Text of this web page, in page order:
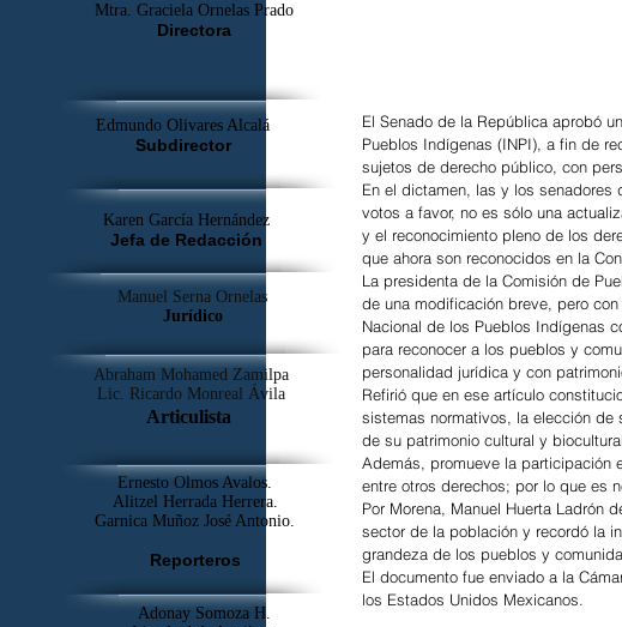
El Senado de la República aprobó
Pueblos Indígenas (INPI), a fin de
sujetos de derecho público, con
En el dictamen, las y los senadores
votos a favor, no es sólo una
y el reconocimiento pleno de los
que ahora son reconocidos en la
La presidenta de la Comisión de
de una modificación breve, pero
Nacional de los Pueblos Indígenas
para reconocer a los pueblos y
personalidad jurídica y con
Refirió que en ese artículo
sistemas normativos, la elección
de su patrimonio cultural y
Además, promueve la participación
entre otros derechos; por lo que es
Por Morena, Manuel Huerta Ladrón
sector de la población y recordó la
grandeza de los pueblos y
El documento fue enviado a la
los Estados Unidos Mexicanos.
Mtra. Graciela Ornelas Prado
Directora
Edmundo Olivares Alcalá
Subdirector
Karen García Hernández
Jefa de Redacción
Manuel Serna Ornelas
Jurídico
Abraham Mohamed Zamilpa
Lic. Ricardo Monreal Ávila
Articulista
Ernesto Olmos Avalos.
Alitzel Herrada Herrera.
Garnica Muñoz José Antonio.
Reporteros
Adonay Somoza H.